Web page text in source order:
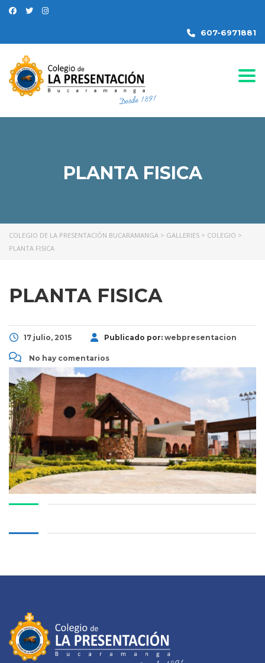
607-6971881
PLANTA FISICA
COLEGIO DE LA PRESENTACIÓN BUCARAMANGA > GALLERIES > COLEGIO >
PLANTA FISICA
PLANTA FISICA
17 julio, 2015 Publicado por: webpresentacion
No hay comentarios